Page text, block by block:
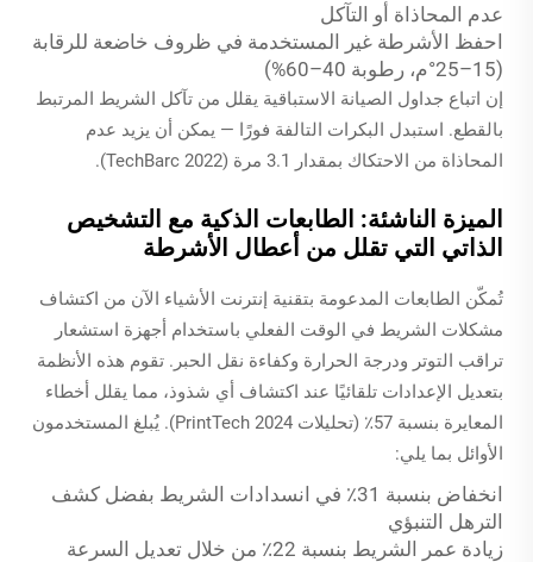
عدم المحاذاة أو التآكل
احفظ الأشرطة غير المستخدمة في ظروف خاضعة للرقابة
(15–25°م، رطوبة 40–60%)
إن اتباع جداول الصيانة الاستباقية يقلل من تآكل الشريط المرتبط
بالقطع. استبدل البكرات التالفة فورًا — يمكن أن يزيد عدم
المحاذاة من الاحتكاك بمقدار 3.1 مرة (TechBarc 2022).
الميزة الناشئة: الطابعات الذكية مع التشخيص
الذاتي التي تقلل من أعطال الأشرطة
تُمكّن الطابعات المدعومة بتقنية إنترنت الأشياء الآن من اكتشاف
مشكلات الشريط في الوقت الفعلي باستخدام أجهزة استشعار
تراقب التوتر ودرجة الحرارة وكفاءة نقل الحبر. تقوم هذه الأنظمة
بتعديل الإعدادات تلقائيًا عند اكتشاف أي شذوذ، مما يقلل أخطاء
المعايرة بنسبة 57٪ (تحليلات PrintTech 2024). يُبلغ المستخدمون
الأوائل بما يلي:
انخفاض بنسبة 31٪ في انسدادات الشريط بفضل كشف
الترهل التنبؤي
زيادة عمر الشريط بنسبة 22٪ من خلال تعديل السرعة